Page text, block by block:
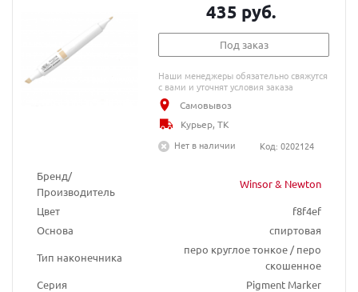
Бренд/
Производитель
Winsor & Newton
Цвет
f8f4ef
Основа
спиртовая
Тип наконечника
перо круглое тонкое / перо
скошенное
Серия
Pigment Marker
435 руб.
Под заказ
Наши менеджеры обязательно свяжутся
с вами и уточнят условия заказа
Самовывоз
Курьер, ТК
Нет в наличии
Код: 0202124